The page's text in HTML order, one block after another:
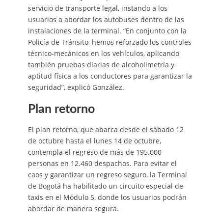
servicio de transporte legal, instando a los
usuarios a abordar los autobuses dentro de las
instalaciones de la terminal. “En conjunto con la
Policía de Tránsito, hemos reforzado los controles
técnico-mecánicos en los vehículos, aplicando
también pruebas diarias de alcoholimetría y
aptitud física a los conductores para garantizar la
seguridad”, explicó González.
Plan retorno
El plan retorno, que abarca desde el sábado 12
de octubre hasta el lunes 14 de octubre,
contempla el regreso de más de 195.000
personas en 12.460 despachos. Para evitar el
caos y garantizar un regreso seguro, la Terminal
de Bogotá ha habilitado un circuito especial de
taxis en el Módulo 5, donde los usuarios podrán
abordar de manera segura.